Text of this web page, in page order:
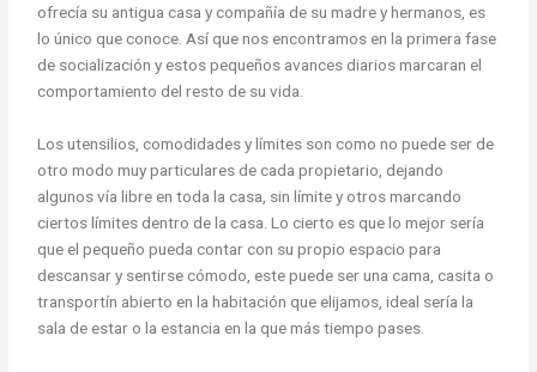
ofrecía su antigua casa y compañía de su madre y hermanos, es
lo único que conoce. Así que nos encontramos en la primera fase
de socialización y estos pequeños avances diarios marcaran el
comportamiento del resto de su vida.
Los utensilios, comodidades y límites son como no puede ser de
otro modo muy particulares de cada propietario, dejando
algunos vía libre en toda la casa, sin límite y otros marcando
ciertos límites dentro de la casa. Lo cierto es que lo mejor sería
que el pequeño pueda contar con su propio espacio para
descansar y sentirse cómodo, este puede ser una cama, casita o
transportín abierto en la habitación que elijamos, ideal sería la
sala de estar o la estancia en la que más tiempo pases.